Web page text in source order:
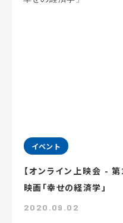
イベント
【オンライン上映会 -
映画「幸せの経済学」
2020.09.02